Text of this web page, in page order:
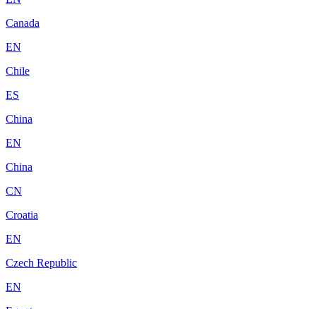
Canada
EN
Chile
ES
China
EN
China
CN
Croatia
EN
Czech Republic
EN